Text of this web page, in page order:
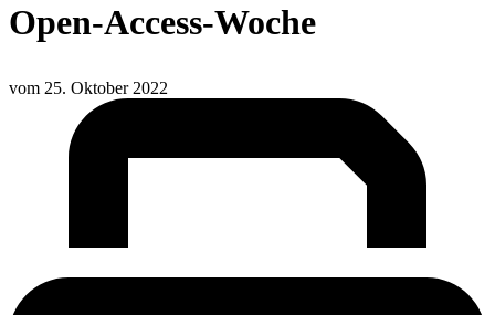
Open-Access-Woche
vom 25. Oktober 2022